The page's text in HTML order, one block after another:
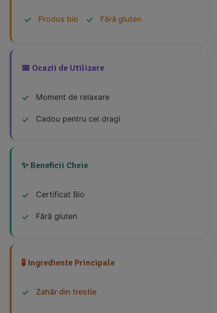
Produs bio Fără gluten
📅 Ocazii de Utilizare
Moment de relaxare
Cadou pentru cei dragi
✨ Beneficii Cheie
Certificat Bio
Fără gluten
🧪 Ingrediente Principale
Zahăr din trestie